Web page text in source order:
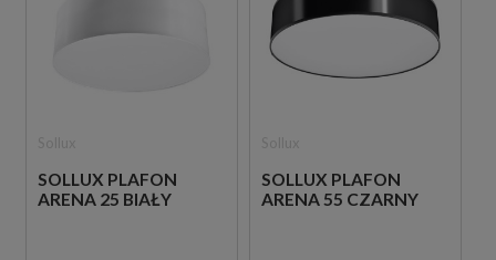
SOLLUX PLAFON
ARENA 25 BIAŁY
SOLLUX PLAFON
ARENA 55 CZARNY